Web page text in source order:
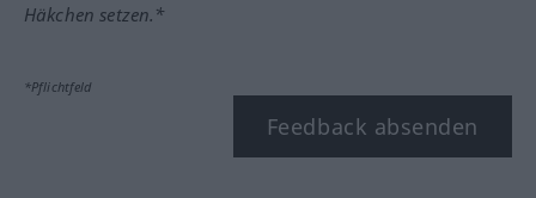
Häkchen setzen.*
*Pflichtfeld
Feedback absenden